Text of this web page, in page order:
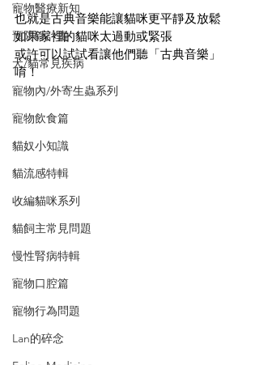
寵物醫療新知
預防針計畫
犬/貓常見疾病
寵物內/外寄生蟲系列
寵物飲食篇
貓奴小知識
貓流感特輯
收編貓咪系列
貓飼主常見問題
慢性腎病特輯
寵物口腔篇
寵物行為問題
Lan的碎念
也就是古典音樂能讓貓咪更平靜及放鬆
如果家裡的貓咪太過動或緊張
或許可以試試看讓他們聽「古典音樂」
唷！